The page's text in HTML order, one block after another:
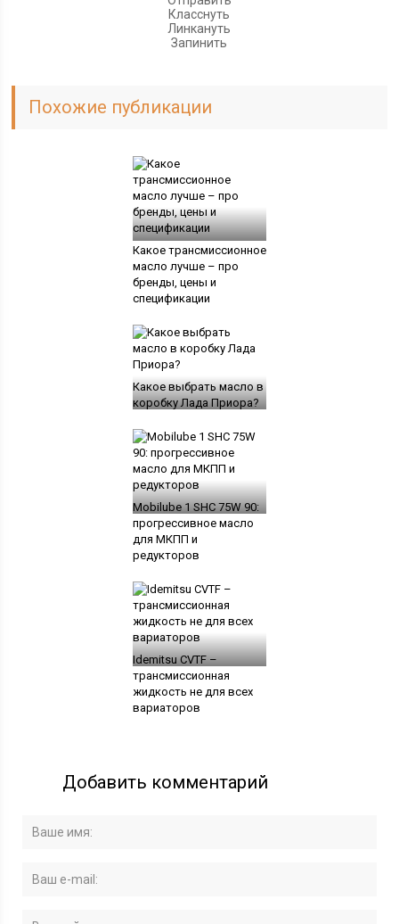
Класснуть
Линкануть
Запинить
Похожие публикации
Какое трансмиссионное
масло лучше – про
бренды, цены и
спецификации
Какое выбрать масло в
коробку Лада Приора?
Mobilube 1 SHC 75W 90:
прогрессивное масло
для МКПП и
редукторов
Idemitsu CVTF –
трансмиссионная
жидкость не для всех
вариаторов
Добавить комментарий